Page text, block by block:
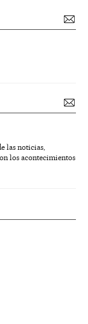
las noticias,
los acontecimientos